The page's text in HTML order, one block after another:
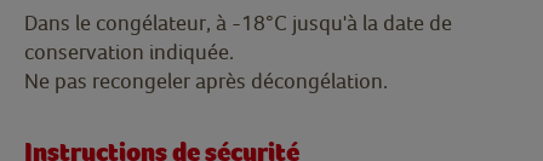
Dans le congélateur, à -18°C jusqu'à la date de
conservation indiquée.
Ne pas recongeler après décongélation.
Instructions de sécurité